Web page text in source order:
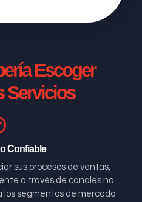
Escoger
Servicios
Confiable
sus procesos de ventas,
a través de canales no
los segmentos de mercado